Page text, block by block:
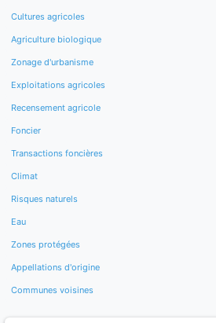
Cultures agricoles
Agriculture biologique
Zonage d'urbanisme
Exploitations agricoles
Recensement agricole
Foncier
Transactions foncières
Climat
Risques naturels
Eau
Zones protégées
Appellations d'origine
Communes voisines